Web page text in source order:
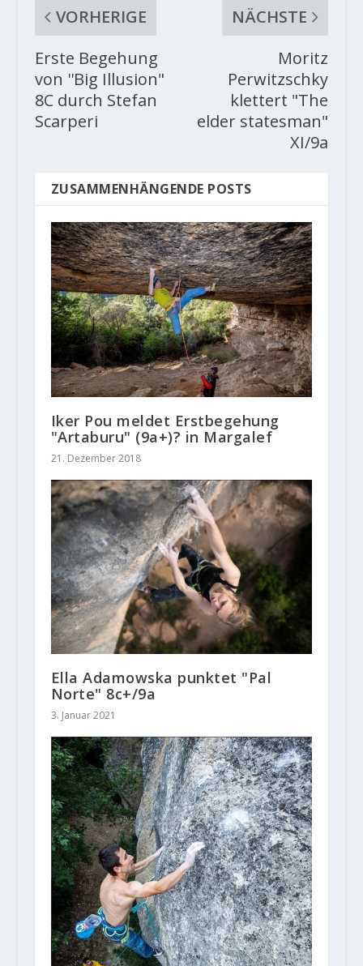
VORHERIGE
Erste Begehung
von ''Big Illusion"
8C durch Stefan
Scarperi
NÄCHSTE
Moritz
Perwitzschky
klettert "The
elder statesman"
XI/9a
ZUSAMMENHÄNGENDE POSTS
Iker Pou meldet Erstbegehung
"Artaburu" (9a+)? in Margalef
21. Dezember 2018
Ella Adamowska punktet "Pal
Norte" 8c+/9a
3. Januar 2021